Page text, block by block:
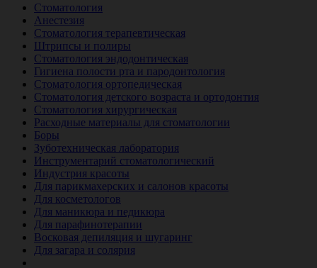
Стоматология
Анестезия
Стоматология терапевтическая
Штрипсы и полиры
Стоматология эндодонтическая
Гигиена полости рта и пародонтология
Стоматология ортопедическая
Стоматология детского возраста и ортодонтия
Стоматология хирургическая
Расходные материалы для стоматологии
Боры
Зуботехническая лаборатория
Инструментарий стоматологический
Индустрия красоты
Для парикмахерских и салонов красоты
Для косметологов
Для маникюра и педикюра
Для парафинотерапии
Восковая депиляция и шугаринг
Для загара и солярия